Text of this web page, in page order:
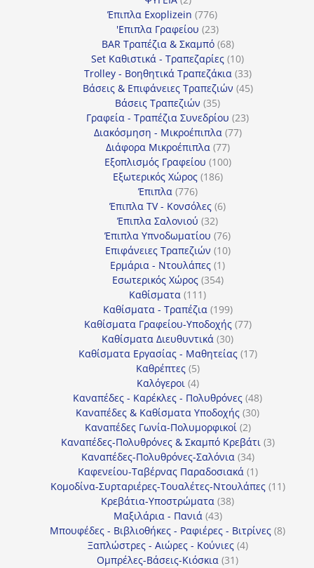
προϊόντα
Έπιπλα Exoplizein 776776
προϊόντα
'Επιπλα Γραφείου 2323
προϊόντα
BAR Τραπέζια & Σκαμπό 6868
προϊόντα
Set Καθιστικά - Τραπεζαρίες 1010
προϊόντα
Trolley - Βοηθητικά Τραπεζάκια 3333
προϊόντα
Βάσεις & Επιφάνειες Τραπεζιών 4545
Βάσεις Τραπεζιών 3535
προϊόντα
Γραφεία - Τραπέζια Συνεδρίου 2323
Διακόσμηση - Μικροέπιπλα 7777
Διάφορα Μικροέπιπλα 7777
προϊόντα
Εξοπλισμός Γραφείου 100100
Εξωτερικός Χώρος 186186
Έπιπλα 776776
προϊόντα
Έπιπλα TV - Κονσόλες 66
Έπιπλα Σαλονιού 3232
προϊόντα
Έπιπλα Υπνοδωματίου 7676
προϊόντα
Επιφάνειες Τραπεζιών 1010
Ερμάρια - Ντουλάπες 11
προϊόν
Εσωτερικός Χώρος 354354
Καθίσματα 111111
προϊόντα
Καθίσματα - Τραπέζια 199199
προϊόντα
Καθίσματα Γραφείου-Υποδοχής 7777
Καθίσματα Διευθυντικά 3030
προϊόντα
Καθίσματα Εργασίας - Μαθητείας 1717
Καθρέπτες 55
προϊόντα
Καλόγεροι 44
προϊόντα
Καναπέδες - Καρέκλες - Πολυθρόνες 4848
προϊόντα
Καναπέδες & Καθίσματα Υποδοχής 3030
Καναπέδες Γωνία-Πολυμορφικοί 22
προϊόντα
Καναπέδες-Πολυθρόνες & Σκαμπό Κρεβάτι 33
Καναπέδες-Πολυθρόνες-Σαλόνια 3434
προϊόντα
Καφενείου-Ταβέρνας Παραδοσιακά 11
προϊόν
Κομοδίνα-Συρταριέρες-Τουαλέτες-Ντουλάπες 1111
Κρεβάτια-Υποστρώματα 3838
Μαξιλάρια - Πανιά 4343
προϊόντα
Μπουφέδες - Βιβλιοθήκες - Ραφιέρες - Βιτρίνες 88
Ξαπλώστρες - Αιώρες - Κούνιες 44
Ομπρέλες-Βάσεις-Κιόσκια 3131